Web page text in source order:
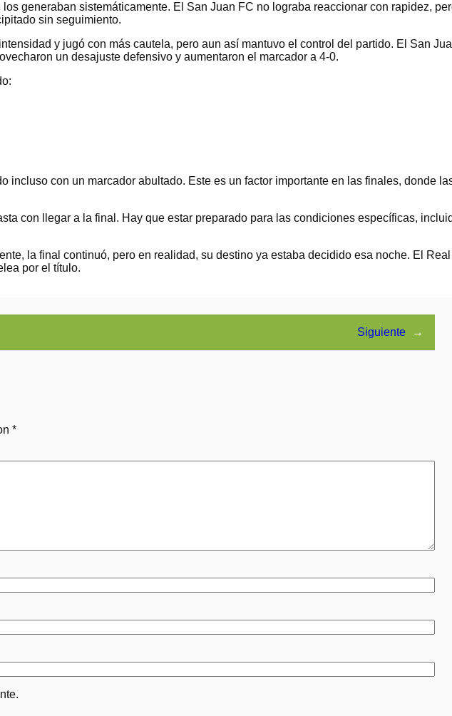
generaban sistemáticamente. El San Juan FC no lograba reaccionar con rapidez,
sin seguimiento.
y jugó con más cautela, pero aun así mantuvo el control del partido. El San
un desajuste defensivo y aumentaron el marcador a 4-0.
con un marcador abultado. Este es un factor importante en las finales, donde
con llegar a la final. Hay que estar preparado para las condiciones específicas,
la final continuó, pero en realidad, su destino ya estaba decidido esa noche. El
por el título.
Siguiente →
*